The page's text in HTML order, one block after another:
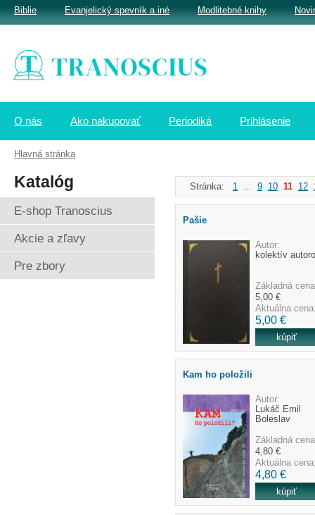
O nás Ako nakupovať Periodiká Prihlásenie
Stránka: 1 ... 9 10 11 12
Pašie
Autor:
kolektív
Základná
5,00 €
Aktuálna
5,00 €
Kam ho položili
Autor:
Lukáč Emil
Boleslav
Základná
4,80 €
Aktuálna
4,80 €
Katalóg
E-shop Tranoscius
Akcie a zľavy
Pre zbory
Biblie Evanjelický spevník a iné Modlitebné knihy
Hlavná stránka